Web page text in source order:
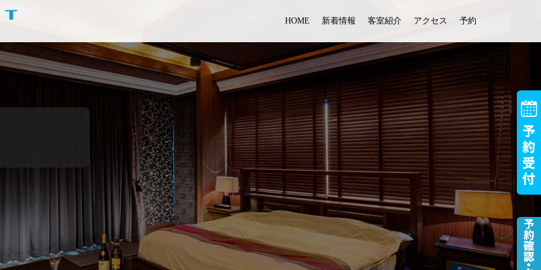
HOME 新着情報 客室紹介 アクセス 予約